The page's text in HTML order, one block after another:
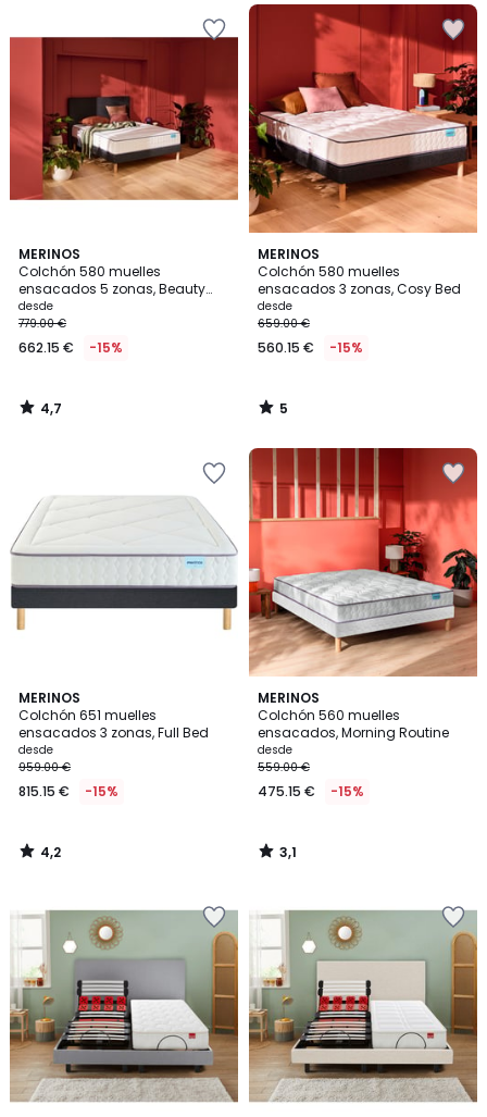
MERINOS
Colchón 580 muelles
ensacados 5 zonas, Beauty
Bed
desde
779.00 €
662.15 € -15%
4,7
/ 5
4,7
/
MERINOS
Colchón 580 muelles
ensacados 3 zonas, Cosy Bed
desde
659.00 €
560.15 € -15%
5
/
5
5
/
MERINOS
Colchón 651 muelles
ensacados 3 zonas, Full Bed
desde
959.00 €
815.15 € -15%
4,2
/ 5
4,2
/
MERINOS
Colchón 560 muelles
ensacados, Morning Routine
desde
559.00 €
475.15 € -15%
3,1
/
5
3,1
/